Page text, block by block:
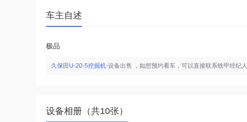
车主自述
极品
久保田U-20-5挖掘机-设备出售 ，如想预约看车，可以直接联系铁甲经纪人
设备相册（共10张）